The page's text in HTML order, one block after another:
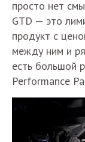
просто нет
GTD — это
продукт с
между ним и
есть большой
Performance